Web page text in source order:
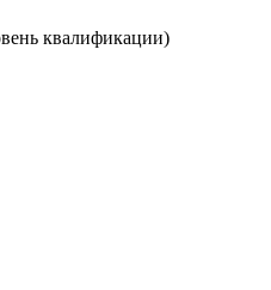
квалификации)